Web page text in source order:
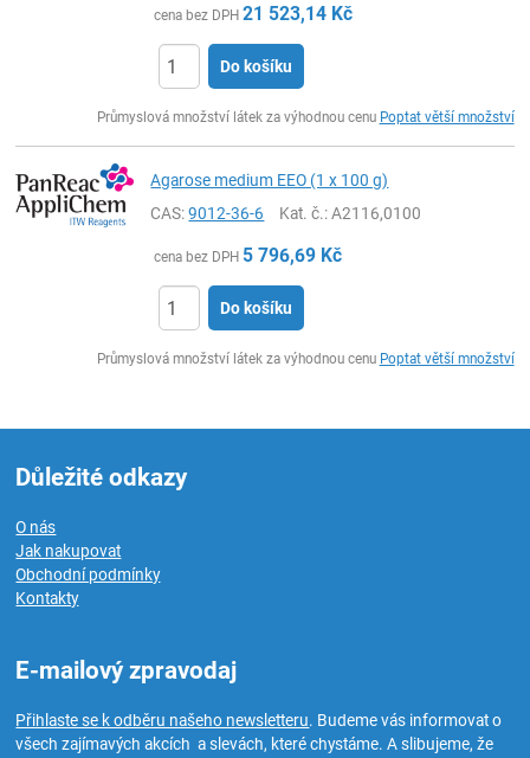
cena bez DPH 21 523,14 Kč
Do košíku
Průmyslová množství látek za výhodnou cenu Poptat větší množství
Agarose medium EEO (1 x 100 g)
CAS:9012-36-6 Kat. č.: A2116,0100
cena bez DPH 5 796,69 Kč
Do košíku
Průmyslová množství látek za výhodnou cenu Poptat větší množství
Důležité odkazy
O nás
Jak nakupovat
Obchodní podmínky
Kontakty
E-mailový zpravodaj
Přihlaste se k odběru našeho newsletteru. Budeme vás informovat o
všech zajímavých akcích a slevách, které chystáme. A slibujeme, že